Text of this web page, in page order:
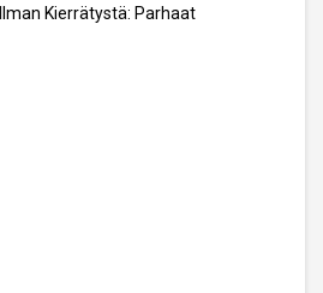
Kierrätystä: Parhaat